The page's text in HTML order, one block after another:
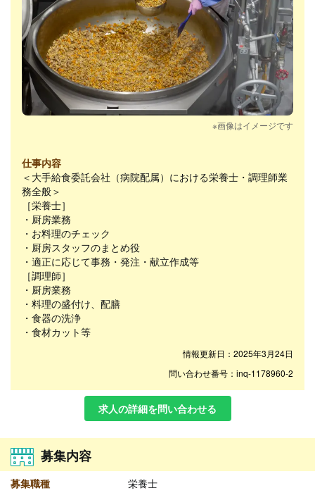
※画像はイメージです
仕事内容
＜大手給食委託会社（病院配属）における栄養士・調理師業
務全般＞
［栄養士］
・厨房業務
・お料理のチェック
・厨房スタッフのまとめ役
・適正に応じて事務・発注・献立作成等
［調理師］
・厨房業務
・料理の盛付け、配膳
・食器の洗浄
・食材カット等
情報更新日：2025年3月24日
問い合わせ番号：inq-1178960-2
求人の詳細を問い合わせる
募集内容
募集職種 栄養士